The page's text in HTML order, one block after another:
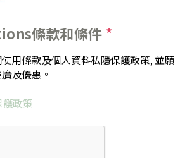
條款和條件 *
用條款及個人資料私隱保護政策, 並願
及優惠。
護政策